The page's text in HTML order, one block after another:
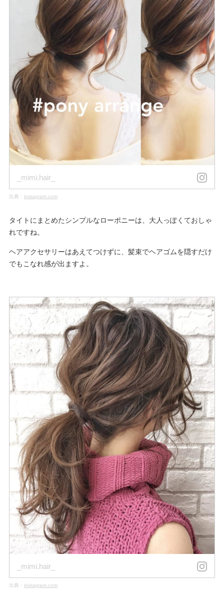
_mimi.hair_
出典： instagram.com
タイトにまとめたシンプルなローポニーは、大人っぽくておしゃ
れですね。
ヘアアクセサリーはあえてつけずに、髪束でヘアゴムを隠すだけ
でもこなれ感が出ますよ。
_mimi.hair_
出典： instagram.com